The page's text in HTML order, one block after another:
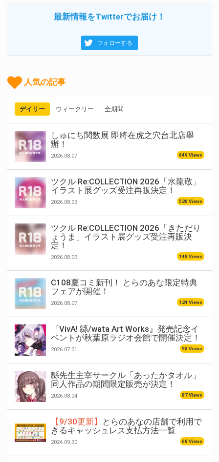
最新情報をTwitterでお届け！
フォローする
人気の記事
デイリー ウィークリー 全期間
しゅにち関数展 即將在虎之穴台北店舉
辦！
2026.08.07 649 Views
ツクル Re:COLLECTION 2026「水龍敬」
イラスト展グッズ受注再販決定！
2026.08.03 528 Views
ツクル Re:COLLECTION 2026「きただり
ょうま」イラスト展グッズ受注再販決
定！
2026.08.03 148 Views
C108夏コミ新刊！ とらのあな限定特典
フェアが開催！
2026.08.07 124 Views
『VivA! 緜/wata Art Works』発売記念イ
ベントが秋葉原ラジオ会館で開催決定！
2026.07.31 98 Views
緜先生主宰サークル「あったかタオル」
同人作品の期間限定販売が決定！
2026.08.04 87 Views
【9/30更新】
とらのあなの店舗で利用で
きるキャッシュレス支払方法一覧
2024.09.30 68 Views